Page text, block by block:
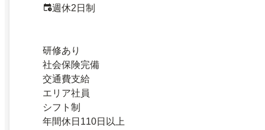
週休2日制
研修あり
社会保険完備
交通費支給
エリア社員
シフト制
年間休日110日以上